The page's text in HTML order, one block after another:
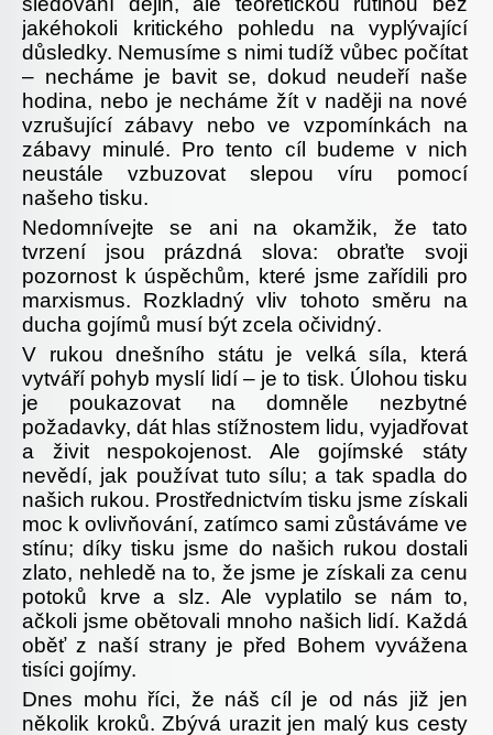
jakéhokoli kritického pohledu na vyplývající
důsledky. Nemusíme s nimi tudíž vůbec počítat
– necháme je bavit se, dokud neudeří naše
hodina, nebo je necháme žít v naději na nové
vzrušující zábavy nebo ve vzpomínkách na
zábavy minulé. Pro tento cíl budeme v nich
neustále vzbuzovat slepou víru pomocí
našeho tisku.
Nedomnívejte se ani na okamžik, že tato
tvrzení jsou prázdná slova: obraťte svoji
pozornost k úspěchům, které jsme zařídili pro
marxismus. Rozkladný vliv tohoto směru na
ducha gojímů musí být zcela očividný.
V rukou dnešního státu je velká síla, která
vytváří pohyb myslí lidí – je to tisk. Úlohou tisku
je poukazovat na domněle nezbytné
požadavky, dát hlas stížnostem lidu, vyjadřovat
a živit nespokojenost. Ale gojímské státy
nevědí, jak používat tuto sílu; a tak spadla do
našich rukou. Prostřednictvím tisku jsme získali
moc k ovlivňování, zatímco sami zůstáváme ve
stínu; díky tisku jsme do našich rukou dostali
zlato, nehledě na to, že jsme je získali za cenu
potoků krve a slz. Ale vyplatilo se nám to,
ačkoli jsme obětovali mnoho našich lidí. Každá
oběť z naší strany je před Bohem vyvážena
tisíci gojímy.
Dnes mohu říci, že náš cíl je od nás již jen
několik kroků. Zbývá urazit jen malý kus cesty